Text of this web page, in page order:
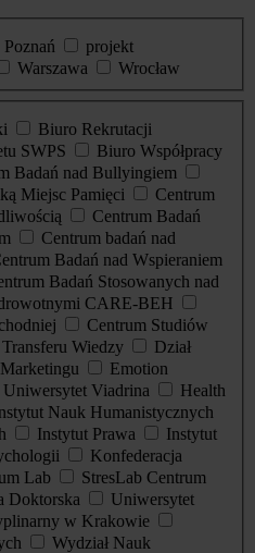
Poznań
projekt
Warszawa
Wrocław
Biuro Rekrutacji
SWPS
Biuro Współpracy
Badań nad Bullyingiem
Miejsc Pamięci
Centrum
Centrum Badań
Centrum badań nad
Badań nad Wspieraniem
Badań Stosowanych nad
CARE-BEH
Centrum Studiów
Wiedzy
Dział
Emotion
Viadrina
Health
Nauk Humanistycznych
Instytut Prawa
Instytut
Konfederacja
Lab
StresLab Centrum
Doktorska
Uniwersytet
w Krakowie
Wydział Nauk